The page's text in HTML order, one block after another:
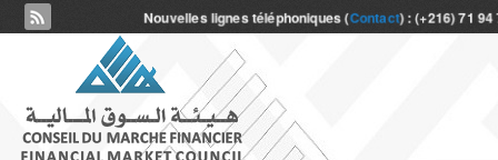
Nouvelles lignes téléphoniques (Contact) : (+216) 71